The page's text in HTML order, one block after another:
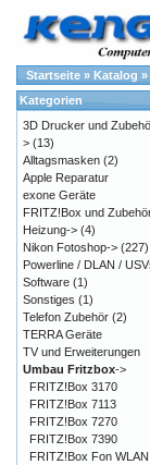
Startseite » Katalog »
Kategorien
3D Drucker und
> (13)
Alltagsmasken (2)
Apple Reparatur
exone Geräte
FRITZ!Box und
Heizung-> (4)
Nikon Fotoshop-> (227)
Powerline / DLAN /
Software (1)
Sonstiges (1)
Telefon Zubehör (2)
TERRA Geräte
TV und Erweiterungen
Umbau Fritzbox->
FRITZ!Box 3170
FRITZ!Box 7113
FRITZ!Box 7270
FRITZ!Box 7390
FRITZ!Box Fon WLAN